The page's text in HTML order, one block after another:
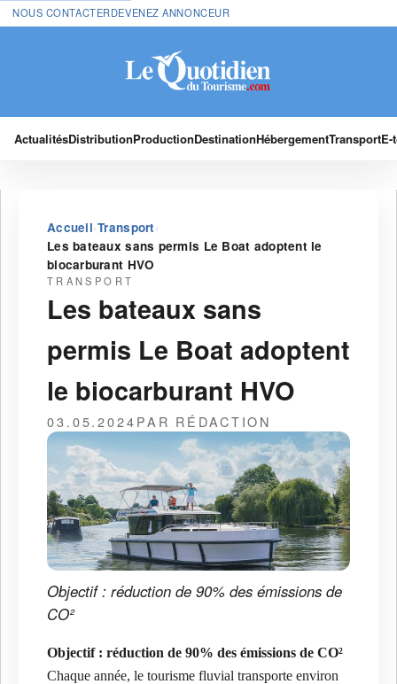
NOUS CONTACTERDEVENEZ ANNONCEUR
ActualitésDistributionProductionDestinationHébergementTransport
Accueil›Transport ›
Les bateaux sans permis Le Boat adoptent le
biocarburant HVO
TRANSPORT
Les bateaux sans
permis Le Boat adoptent
le biocarburant HVO
03.05.2024PAR RÉDACTION
Objectif : réduction de 90% des émissions de
CO²
Objectif : réduction de 90% des émissions de CO²
Chaque année, le tourisme fluvial transporte environ